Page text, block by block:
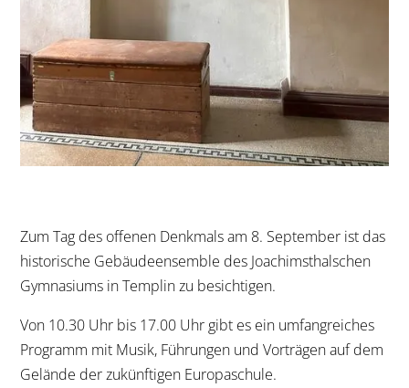
Zum Tag des offenen Denkmals am 8. September ist das
historische Gebäudeensemble des Joachimsthalschen
Gymnasiums in Templin zu besichtigen.
Von 10.30 Uhr bis 17.00 Uhr gibt es ein umfangreiches
Programm mit Musik, Führungen und Vorträgen auf dem
Gelände der zukünftigen Europaschule.